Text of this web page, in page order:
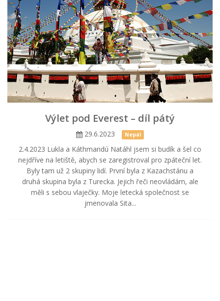
Výlet pod Everest – díl pátý
29.6.2023 Nepál
2.4.2023 Lukla a Káthmandú Natáhl jsem si budík a šel co
nejdříve na letiště, abych se zaregistroval pro zpáteční let.
Byly tam už 2 skupiny lidí. První byla z Kazachstánu a
druhá skupina byla z Turecka. Jejich řeči neovládám, ale
měli s sebou vlaječky. Moje letecká společnost se
jmenovala Sita...